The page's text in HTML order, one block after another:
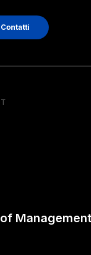
Contatti
Management